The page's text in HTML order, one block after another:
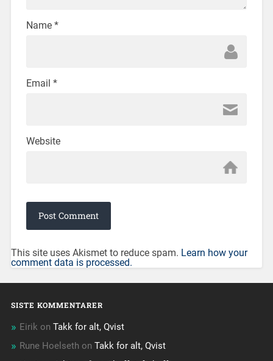
Name *
Email *
Website
This site uses Akismet to reduce spam. Learn how your
comment data is processed.
SISTE KOMMENTARER
Eirik on Takk for alt, Qvist
Rune Hoelseth on Takk for alt, Qvist